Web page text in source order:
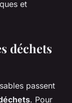
et
déchets
passent
. Pour